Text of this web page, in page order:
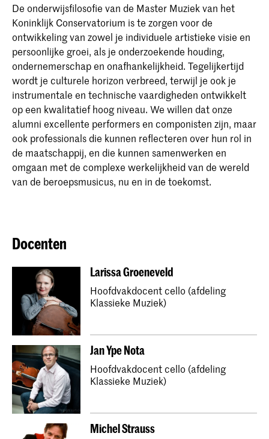
De onderwijsfilosofie van de Master Muziek van het
Koninklijk Conservatorium is te zorgen voor de
ontwikkeling van zowel je individuele artistieke visie en
persoonlijke groei, als je onderzoekende houding,
ondernemerschap en onafhankelijkheid. Tegelijkertijd
wordt je culturele horizon verbreed, terwijl je ook je
instrumentale en technische vaardigheden ontwikkelt
op een kwalitatief hoog niveau. We willen dat onze
alumni excellente performers en componisten zijn, maar
ook professionals die kunnen reflecteren over hun rol in
de maatschappij, en die kunnen samenwerken en
omgaan met de complexe werkelijkheid van de wereld
van de beroepsmusicus, nu en in de toekomst.
Docenten
Larissa Groeneveld
Hoofdvakdocent cello (afdeling
Klassieke Muziek)
Jan Ype Nota
Hoofdvakdocent cello (afdeling
Klassieke Muziek)
Michel Strauss